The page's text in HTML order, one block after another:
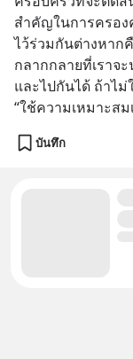
สำคัญในการครอง
ไว้ร่วมกันต่างหาก
กลากกลายที่เราจ
และไปกันได้ ถ้าไม่
“ใช้ความเหมาะสม
บันทึก